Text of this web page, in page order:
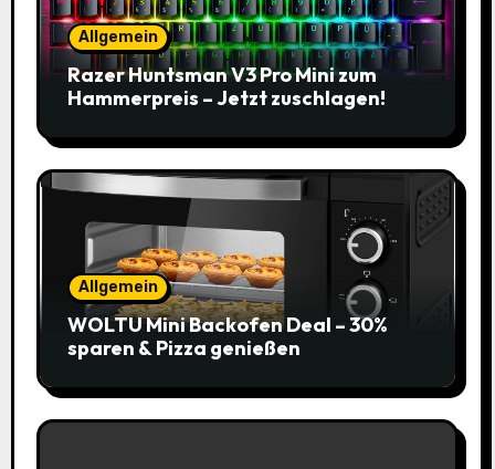
Allgemein
Razer Huntsman V3 Pro Mini zum
Hammerpreis – Jetzt zuschlagen!
Allgemein
WOLTU Mini Backofen Deal – 30%
sparen & Pizza genießen